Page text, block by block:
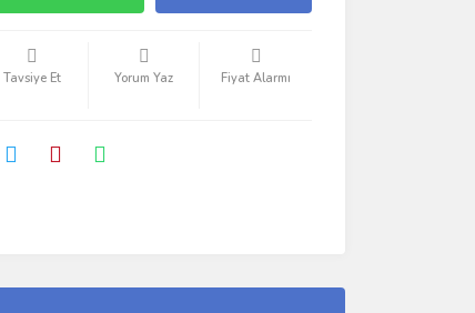
Tavsiye Et Yorum Yaz Fiyat Alarmı